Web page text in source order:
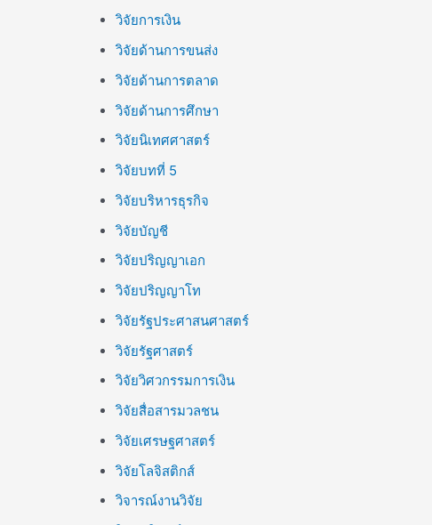
วิจัยการเงิน
วิจัยด้านการขนส่ง
วิจัยด้านการตลาด
วิจัยด้านการศึกษา
วิจัยนิเทศศาสตร์
วิจัยบทที่ 5
วิจัยบริหารธุรกิจ
วิจัยบัญชี
วิจัยปริญญาเอก
วิจัยปริญญาโท
วิจัยรัฐประศาสนศาสตร์
วิจัยรัฐศาสตร์
วิจัยวิศวกรรมการเงิน
วิจัยสื่อสารมวลชน
วิจัยเศรษฐศาสตร์
วิจัยโลจิสติกส์
วิจารณ์งานวิจัย